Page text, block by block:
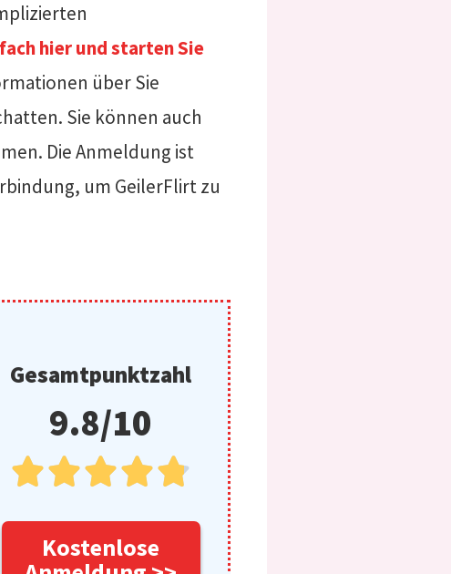
hier und starten Sie
über Sie
Sie können auch
Die Anmeldung ist
um GeilerFlirt zu
Gesamtpunktzahl
9.8/10

Kostenlose